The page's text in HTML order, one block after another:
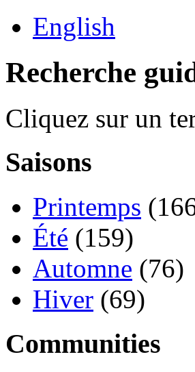
English
Recherche
Cliquez sur un
Saisons
Printemps
Été (159)
Automne (76)
Hiver (69)
Communities